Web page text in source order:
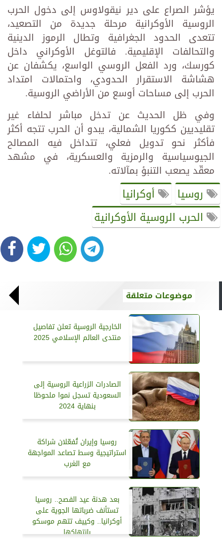
يؤشر الصراع على دير نيقولاوس إلى دخول الحرب
الروسية الأوكرانية مرحلة جديدة من التصعيد،
تتعدى الحدود الجغرافية وتطال الرموز الدينية
والتحالفات الإقليمية. فالتوغل الأوكراني داخل
كورسك، ورد الفعل الروسي الواسع، يكشفان عن
هشاشة الاستقرار الحدودي، واحتمالات امتداد
الحرب إلى مساحات أوسع من الأراضي الروسية.
وفي ظل الحديث عن تدخل مباشر لحلفاء غير
تقليديين ككوريا الشمالية، يبدو أن الحرب تتجه أكثر
فأكثر نحو تدويل فعلي، تتداخل فيه المصالح
الجيوسياسية والرمزية والعسكرية، في مشهد
معقّد يصعب التنبؤ بمآلاته.
روسيا
أوكرانيا
الحرب الروسية الأوكرانية
موضوعات متعلقة
الخارجية الروسية تعلن تفاصيل
منتدى العالم الإسلامي 2025
الصادرات الزراعية الروسية إلى
السعودية تسجل نموا ملحوظا
بنهاية 2024
روسيا وإيران تُفعّلان شراكة
استراتيجية وسط تصاعد المواجهة
مع الغرب
بعد هدنة عيد الفصح.. روسيا
تستأنف ضرباتها الجوية على
أوكرانيا.. وكييف تتهم موسكو
بانتهاكها